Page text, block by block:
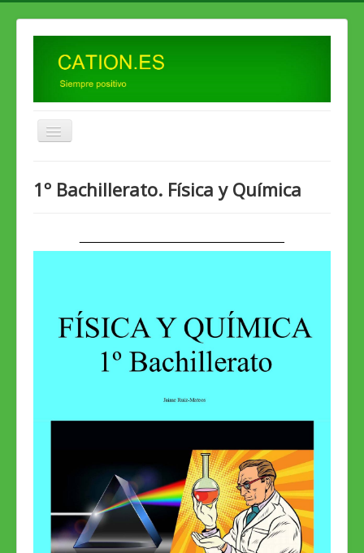
2º Bto. Física
2º Bto. Química
1º Bachillerato. Física y Química